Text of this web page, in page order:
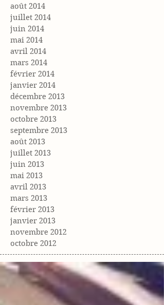
août 2014
juillet 2014
juin 2014
mai 2014
avril 2014
mars 2014
février 2014
janvier 2014
décembre 2013
novembre 2013
octobre 2013
septembre 2013
août 2013
juillet 2013
juin 2013
mai 2013
avril 2013
mars 2013
février 2013
janvier 2013
novembre 2012
octobre 2012